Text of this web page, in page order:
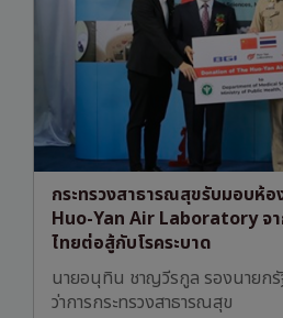
กระทรวงสาธารณสุขรับมอบห้
Huo-Yan Air Laboratory จ
ไทยต่อสู้กับโรคระบาด
นายอนุทิน ชาญวีรกูล รองนายก
ว่าการกระทรวงสาธารณสุข